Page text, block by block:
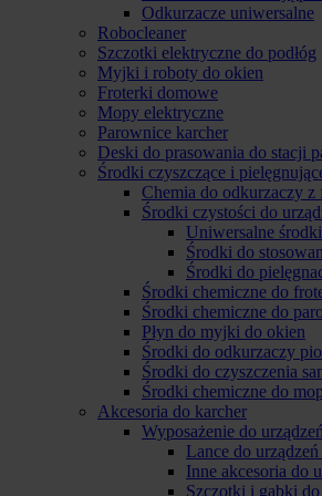
Odkurzacze uniwersalne
Robocleaner
Szczotki elektryczne do podłóg
Myjki i roboty do okien
Froterki domowe
Mopy elektryczne
Parownice karcher
Deski do prasowania do stacji
Środki czyszczące i
Chemia do odkurzaczy
Środki czystości do
Uniwersalne
Środki do
Środki do
Środki chemiczne do
Środki chemiczne do
Płyn do myjki do okien
Środki do odkurzaczy
Środki do czyszczenia
Środki chemiczne do
Akcesoria do karcher
Wyposażenie do
Lance do
Inne akcesoria do
Szczotki i gąbki